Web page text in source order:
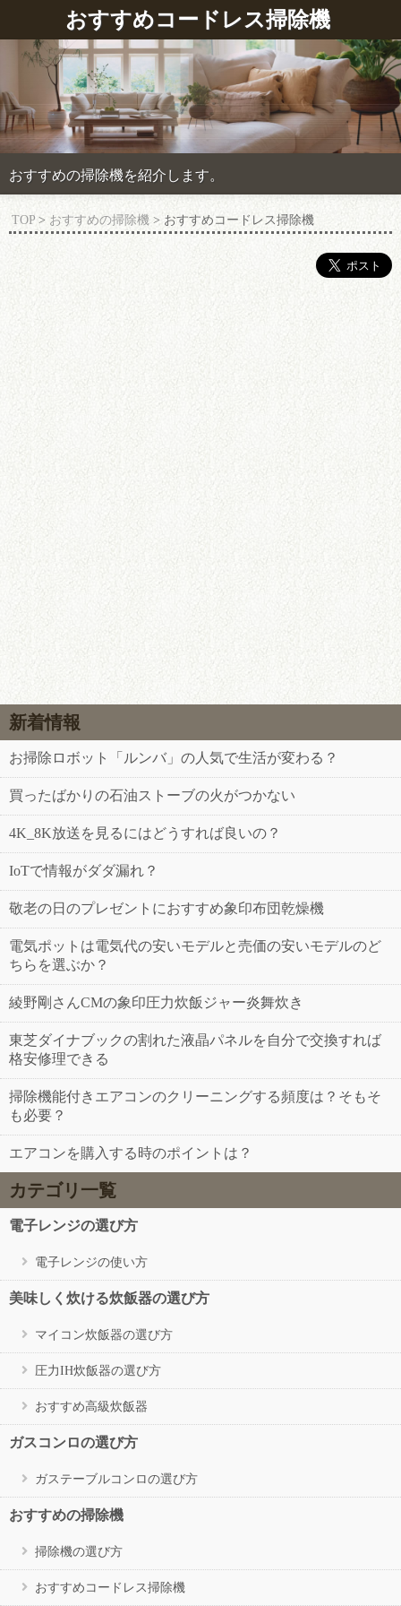
おすすめコードレス掃除機
おすすめの掃除機を紹介します。
TOP > おすすめの掃除機 > おすすめコードレス掃除機
新着情報
お掃除ロボット「ルンバ」の人気で生活が変わる？
買ったばかりの石油ストーブの火がつかない
4K_8K放送を見るにはどうすれば良いの？
IoTで情報がダダ漏れ？
敬老の日のプレゼントにおすすめ象印布団乾燥機
電気ポットは電気代の安いモデルと売価の安いモデルのど
ちらを選ぶか？
綾野剛さんCMの象印圧力炊飯ジャー炎舞炊き
東芝ダイナブックの割れた液晶パネルを自分で交換すれば
格安修理できる
掃除機能付きエアコンのクリーニングする頻度は？そもそ
も必要？
エアコンを購入する時のポイントは？
カテゴリ一覧
電子レンジの選び方
電子レンジの使い方
美味しく炊ける炊飯器の選び方
マイコン炊飯器の選び方
圧力IH炊飯器の選び方
おすすめ高級炊飯器
ガスコンロの選び方
ガステーブルコンロの選び方
おすすめの掃除機
掃除機の選び方
おすすめコードレス掃除機